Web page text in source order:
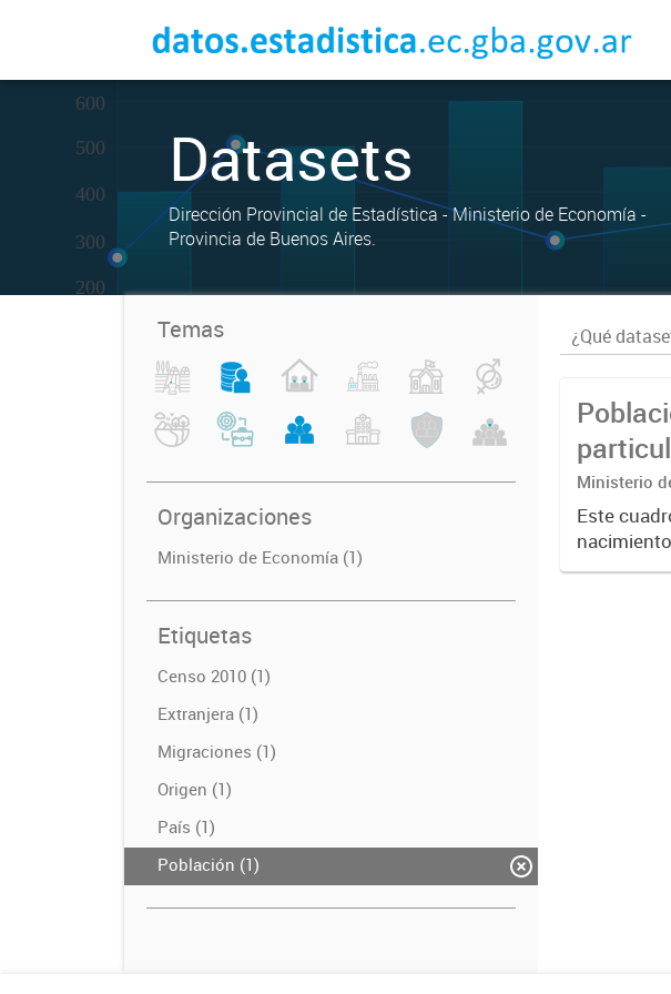
Datasets
Dirección Provincial de Estadística - Ministerio de Economía -
Provincia de Buenos Aires.
Temas
Organizaciones
Ministerio de Economía (1)
Etiquetas
Censo 2010 (1)
Extranjera (1)
Migraciones (1)
Origen (1)
País (1)
Población (1)
Ministerio
Estadística.
Este
Limítrofe,